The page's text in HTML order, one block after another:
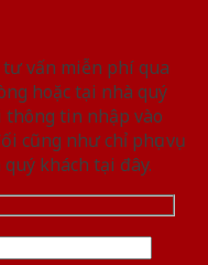
vấn miễn phí qua
hoặc tại nhà quý
thông tin nhập vào
như chỉ phục vụ
khách tại đây.